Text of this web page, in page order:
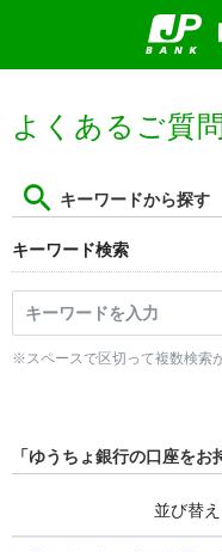
よくあるご質問
キーワードから探す
キーワード検索
※スペースで区切って複数検索
「ゆうちょ銀行の口座を
並び替え